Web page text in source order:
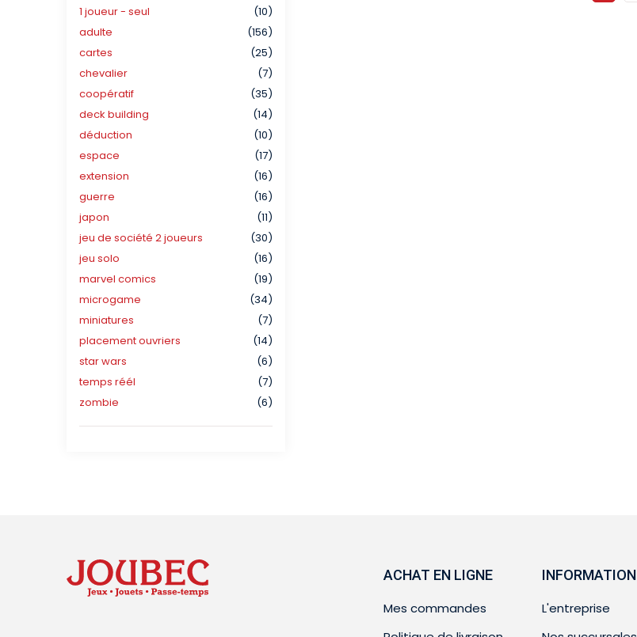
1 joueur - seul
(10)
adulte
(156)
cartes
(25)
chevalier
(7)
coopératif
(35)
deck building
(14)
déduction
(10)
espace
(17)
extension
(16)
guerre
(16)
japon
(11)
jeu de société 2 joueurs
(30)
jeu solo
(16)
marvel comics
(19)
microgame
(34)
miniatures
(7)
placement ouvriers
(14)
star wars
(6)
temps réél
(7)
zombie
(6)
ACHAT EN LIGNE
Mes commandes
INFORMATION
L'entreprise